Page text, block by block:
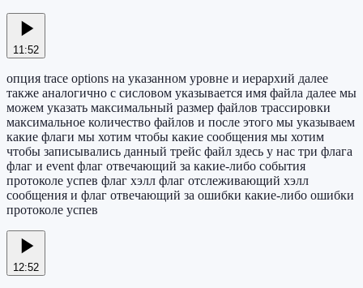
11:52
опция trace options на указанном уровне и иерархий далее
также аналогично с сисловом указывается имя файла далее мы
можем указать максимальный размер файлов трассировки
максимальное количество файлов и после этого мы указываем
какие флаги мы хотим чтобы какие сообщения мы хотим
чтобы записывались данный трейс файл здесь у нас три флага
флаг и event флаг отвечающий за какие-либо события
протоколе успев флаг хэлл флаг отслеживающий хэлл
сообщения и флаг отвечающий за ошибки какие-либо ошибки
протоколе успев
12:52